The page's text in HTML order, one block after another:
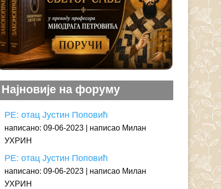
Најновије на форуму
РЕ: отац Јустин Поповић
написано: 09-06-2023
написао Милан
УХРИН
РЕ: отац Јустин Поповић
написано: 09-06-2023
написао Милан
УХРИН